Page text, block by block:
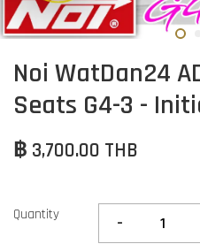
Noi WatDan24
Seats G4-3 -
฿ 3,700.00 THB
Quantity -